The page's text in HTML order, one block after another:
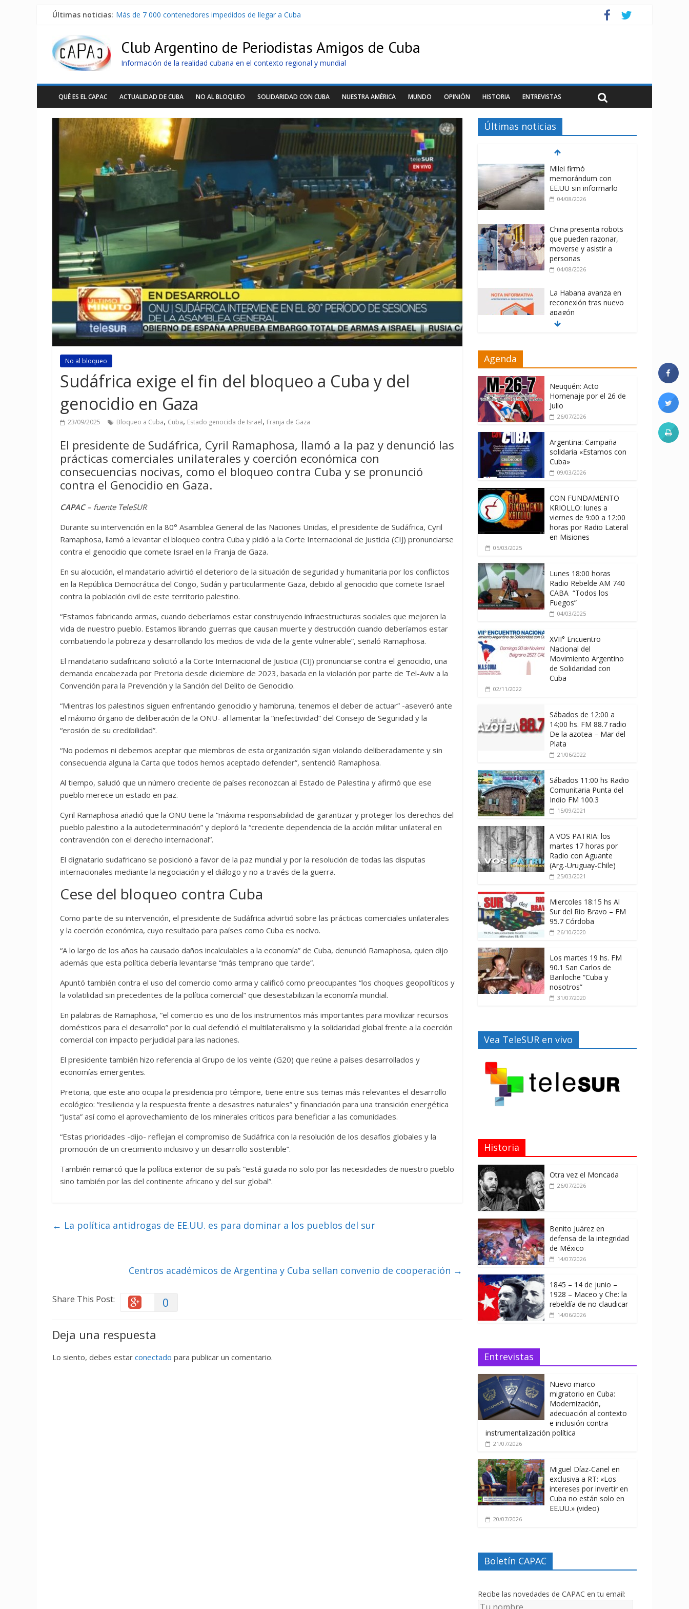
Últimas noticias: Más de 7 000 contenedores impedidos de llegar a Cuba
China presenta robots que pueden razonar, moverse y asistir a personas
La Habana avanza en reconexión tras nuevo apagón
Club Argentino de Periodistas Amigos de Cuba
Información de la realidad cubana en el contexto regional y mundial
QUÉ ES EL CAPAC ACTUALIDAD DE CUBA NO AL BLOQUEO SOLIDARIDAD CON CUBA NUESTRA AMÉRICA MUNDO OPINIÓN HISTORIA ENTREVISTAS
No al bloqueo
Sudáfrica exige el fin del bloqueo a Cuba y del
genocidio en Gaza
23/09/2025 Bloqueo a Cuba, Cuba, Estado genocida de Israel, Franja de Gaza
El presidente de Sudáfrica, Cyril Ramaphosa, llamó a la paz y denunció las
prácticas comerciales unilaterales y coerción económica con
consecuencias nocivas, como el bloqueo contra Cuba y se pronunció
contra el Genocidio en Gaza.
CAPAC– fuente TeleSUR
Durante su intervención en la 80° Asamblea General de las Naciones Unidas, el presidente de Sudáfrica, Cyril
Ramaphosa, llamó a levantar el bloqueo contra Cuba y pidió a la Corte Internacional de Justicia (CIJ) pronunciarse
contra el genocidio que comete Israel en la Franja de Gaza.
En su alocución, el mandatario advirtió el deterioro de la situación de seguridad y humanitaria por los conflictos
en la República Democrática del Congo, Sudán y particularmente Gaza, debido al genocidio que comete Israel
contra la población civil de este territorio palestino.
“Estamos fabricando armas, cuando deberíamos estar construyendo infraestructuras sociales que mejoren la
vida de nuestro pueblo. Estamos librando guerras que causan muerte y destrucción cuando deberíamos estar
combatiendo la pobreza y desarrollando los medios de vida de la gente vulnerable”, señaló Ramaphosa.
El mandatario sudafricano solicitó a la Corte Internacional de Justicia (CIJ) pronunciarse contra el genocidio, una
demanda encabezada por Pretoria desde diciembre de 2023, basada en la violación por parte de Tel-Aviv a la
Convención para la Prevención y la Sanción del Delito de Genocidio.
“Mientras los palestinos siguen enfrentando genocidio y hambruna, tenemos el deber de actuar” -aseveró ante
el máximo órgano de deliberación de la ONU- al lamentar la “inefectividad” del Consejo de Seguridad y la
“erosión de su credibilidad”.
“No podemos ni debemos aceptar que miembros de esta organización sigan violando deliberadamente y sin
consecuencia alguna la Carta que todos hemos aceptado defender”, sentenció Ramaphosa.
Al tiempo, saludó que un número creciente de países reconozcan al Estado de Palestina y afirmó que ese
pueblo merece un estado en paz.
Cyril Ramaphosa añadió que la ONU tiene la “máxima responsabilidad de garantizar y proteger los derechos del
pueblo palestino a la autodeterminación” y deploró la “creciente dependencia de la acción militar unilateral en
contravención con el derecho internacional”.
El dignatario sudafricano se posicionó a favor de la paz mundial y por la resolución de todas las disputas
internacionales mediante la negociación y el diálogo y no a través de la guerra.
Cese del bloqueo contra Cuba
Como parte de su intervención, el presidente de Sudáfrica advirtió sobre las prácticas comerciales unilaterales
y la coerción económica, cuyo resultado para países como Cuba es nocivo.
“A lo largo de los años ha causado daños incalculables a la economía” de Cuba, denunció Ramaphosa, quien dijo
además que esta política debería levantarse “más temprano que tarde”.
Apuntó también contra el uso del comercio como arma y calificó como preocupantes “los choques geopolíticos y
la volatilidad sin precedentes de la política comercial” que desestabilizan la economía mundial.
En palabras de Ramaphosa, “el comercio es uno de los instrumentos más importantes para movilizar recursos
domésticos para el desarrollo” por lo cual defendió el multilateralismo y la solidaridad global frente a la coerción
comercial con impacto perjudicial para las naciones.
El presidente también hizo referencia al Grupo de los veinte (G20) que reúne a países desarrollados y
economías emergentes.
Pretoria, que este año ocupa la presidencia pro témpore, tiene entre sus temas más relevantes el desarrollo
ecológico: “resiliencia y la respuesta frente a desastres naturales” y financiación para una transición energética
“justa” así como el aprovechamiento de los minerales críticos para beneficiar a las comunidades.
“Estas prioridades -dijo- reflejan el compromiso de Sudáfrica con la resolución de los desafíos globales y la
promoción de un crecimiento inclusivo y un desarrollo sostenible”.
También remarcó que la política exterior de su país “está guiada no solo por las necesidades de nuestro pueblo
sino también por las del continente africano y del sur global”.
← La política antidrogas de EE.UU. es para dominar a los pueblos del sur
Centros académicos de Argentina y Cuba sellan convenio de cooperación →
Share This Post: 0
Deja una respuesta
Lo siento, debes estar conectado para publicar un comentario.
Últimas noticias
Milei firmó
memorándum con
EE.UU sin informarlo
04/08/2026
China presenta robots
que pueden razonar,
moverse y asistir a
personas
04/08/2026
La Habana avanza en
reconexión tras nuevo
apagón
03/08/2026
Argentina
06/08/2026
Agenda
Neuquén: Acto
Homenaje por el 26 de
Julio
26/07/2026
Argentina: Campaña
solidaria «Estamos con
Cuba»
09/03/2026
CON FUNDAMENTO
KRIOLLO: lunes a
viernes de 9:00 a 12:00
horas por Radio Lateral
en Misiones
05/03/2025
Lunes 18:00 horas
Radio Rebelde AM 740
CABA “Todos los
Fuegos”
04/03/2025
XVII° Encuentro
Nacional del
Movimiento Argentino
de Solidaridad con
Cuba
02/11/2022
Sábados de 12:00 a
14;00 hs. FM 88.7 radio
De la azotea – Mar del
Plata
21/06/2022
Sábados 11:00 hs Radio
Comunitaria Punta del
Indio FM 100.3
15/09/2021
A VOS PATRIA: los
martes 17 horas por
Radio con Aguante
(Arg.-Uruguay-Chile)
25/03/2021
Miercoles 18:15 hs Al
Sur del Rio Bravo – FM
95.7 Córdoba
26/10/2020
Los martes 19 hs. FM
90.1 San Carlos de
Bariloche “Cuba y
nosotros”
31/07/2020
Vea TeleSUR en vivo
Historia
Otra vez el Moncada
26/07/2026
Benito Juárez en
defensa de la integridad
de México
14/07/2026
1845 – 14 de junio –
1928 – Maceo y Che: la
rebeldía de no claudicar
14/06/2026
Entrevistas
Nuevo marco
migratorio en Cuba:
Modernización,
adecuación al contexto
e inclusión contra
instrumentalización política
21/07/2026
Miguel Díaz-Canel en
exclusiva a RT: «Los
intereses por invertir en
Cuba no están solo en
EE.UU.» (video)
20/07/2026
Boletín CAPAC
Recibe las novedades de CAPAC en tu email: